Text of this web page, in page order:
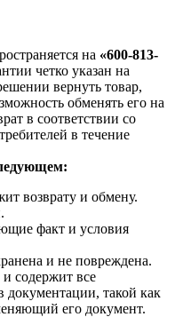
на «600-813-
четко указан на
вернуть товар,
обменять его на
в соответствии со
в течение
возврату и обмену.
факт и условия
и не повреждена.
содержит все
документации, такой как
его документ.